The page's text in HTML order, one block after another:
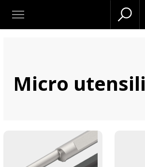
Micro utensili